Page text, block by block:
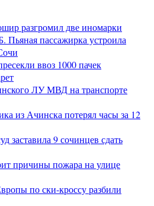
разгромил две иномарки
Пьяная пассажирка устроила
ввоз 1000 пачек
ЛУ МВД на транспорте
из Ачинска потерял часы за 12
заставила 9 сочинцев сдать
причины пожара на улице
по ски-кроссу разбили